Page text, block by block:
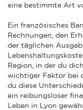
eine bestimmte Art
Ein französisches
Rechnungen, den
der täglichen
Region, in der du
wichtiger Faktor bei
du diese
ein reibungsloser
Leben in Lyon